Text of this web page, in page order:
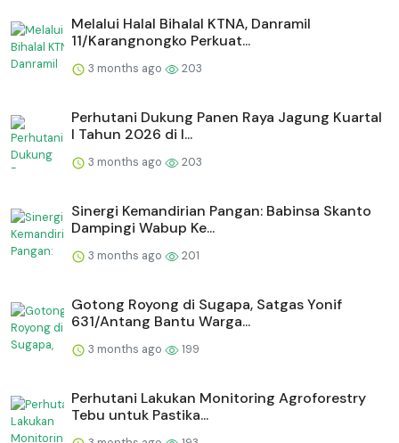
Melalui Halal Bihalal KTNA, Danramil
11/Karangnongko Perkuat...
3 months ago 203
Perhutani Dukung Panen Raya Jagung Kuartal
I Tahun 2026 di I...
3 months ago 203
Sinergi Kemandirian Pangan: Babinsa Skanto
Dampingi Wabup Ke...
3 months ago 201
Gotong Royong di Sugapa, Satgas Yonif
631/Antang Bantu Warga...
3 months ago 199
Perhutani Lakukan Monitoring Agroforestry
Tebu untuk Pastika...